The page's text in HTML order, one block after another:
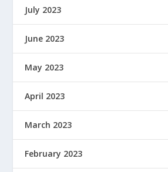
July 2023
June 2023
May 2023
April 2023
March 2023
February 2023